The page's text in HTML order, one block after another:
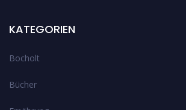
KATEGORIEN
Bocholt
Bücher